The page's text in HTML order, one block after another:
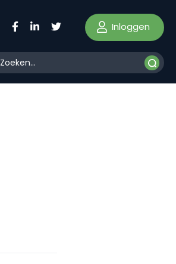
Inloggen